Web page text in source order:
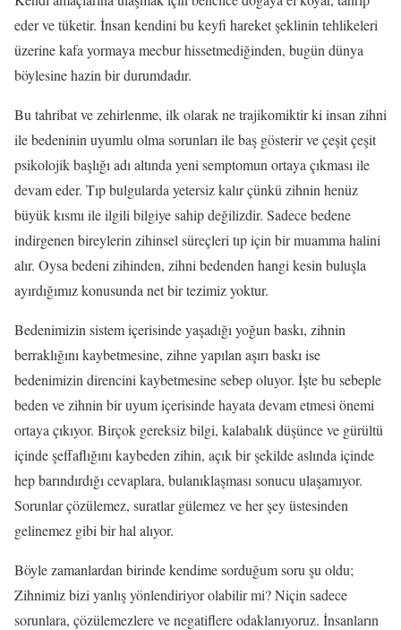
eder ve tüketir. İnsan kendini bu keyfi hareket şeklinin tehlikeleri
üzerine kafa yormaya mecbur hissetmediğinden, bugün dünya
böylesine hazin bir durumdadır.
Bu tahribat ve zehirlenme, ilk olarak ne trajikomiktir ki insan zihni
ile bedeninin uyumlu olma sorunları ile baş gösterir ve çeşit çeşit
psikolojik başlığı adı altında yeni semptomun ortaya çıkması ile
devam eder. Tıp bulgularda yetersiz kalır çünkü zihnin henüz
büyük kısmı ile ilgili bilgiye sahip değilizdir. Sadece bedene
indirgenen bireylerin zihinsel süreçleri tıp için bir muamma halini
alır. Oysa bedeni zihinden, zihni bedenden hangi kesin buluşla
ayırdığımız konusunda net bir tezimiz yoktur.
Bedenimizin sistem içerisinde yaşadığı yoğun baskı, zihnin
berraklığını kaybetmesine, zihne yapılan aşırı baskı ise
bedenimizin direncini kaybetmesine sebep oluyor. İşte bu sebeple
beden ve zihnin bir uyum içerisinde hayata devam etmesi önemi
ortaya çıkıyor. Birçok gereksiz bilgi, kalabalık düşünce ve gürültü
içinde şeffaflığını kaybeden zihin, açık bir şekilde aslında içinde
hep barındırdığı cevaplara, bulanıklaşması sonucu ulaşamıyor.
Sorunlar çözülemez, suratlar gülemez ve her şey üstesinden
gelinemez gibi bir hal alıyor.
Böyle zamanlardan birinde kendime sorduğum soru şu oldu;
Zihnimiz bizi yanlış yönlendiriyor olabilir mi? Niçin sadece
sorunlara, çözülemezlere ve negatiflere odaklanıyoruz. İnsanların